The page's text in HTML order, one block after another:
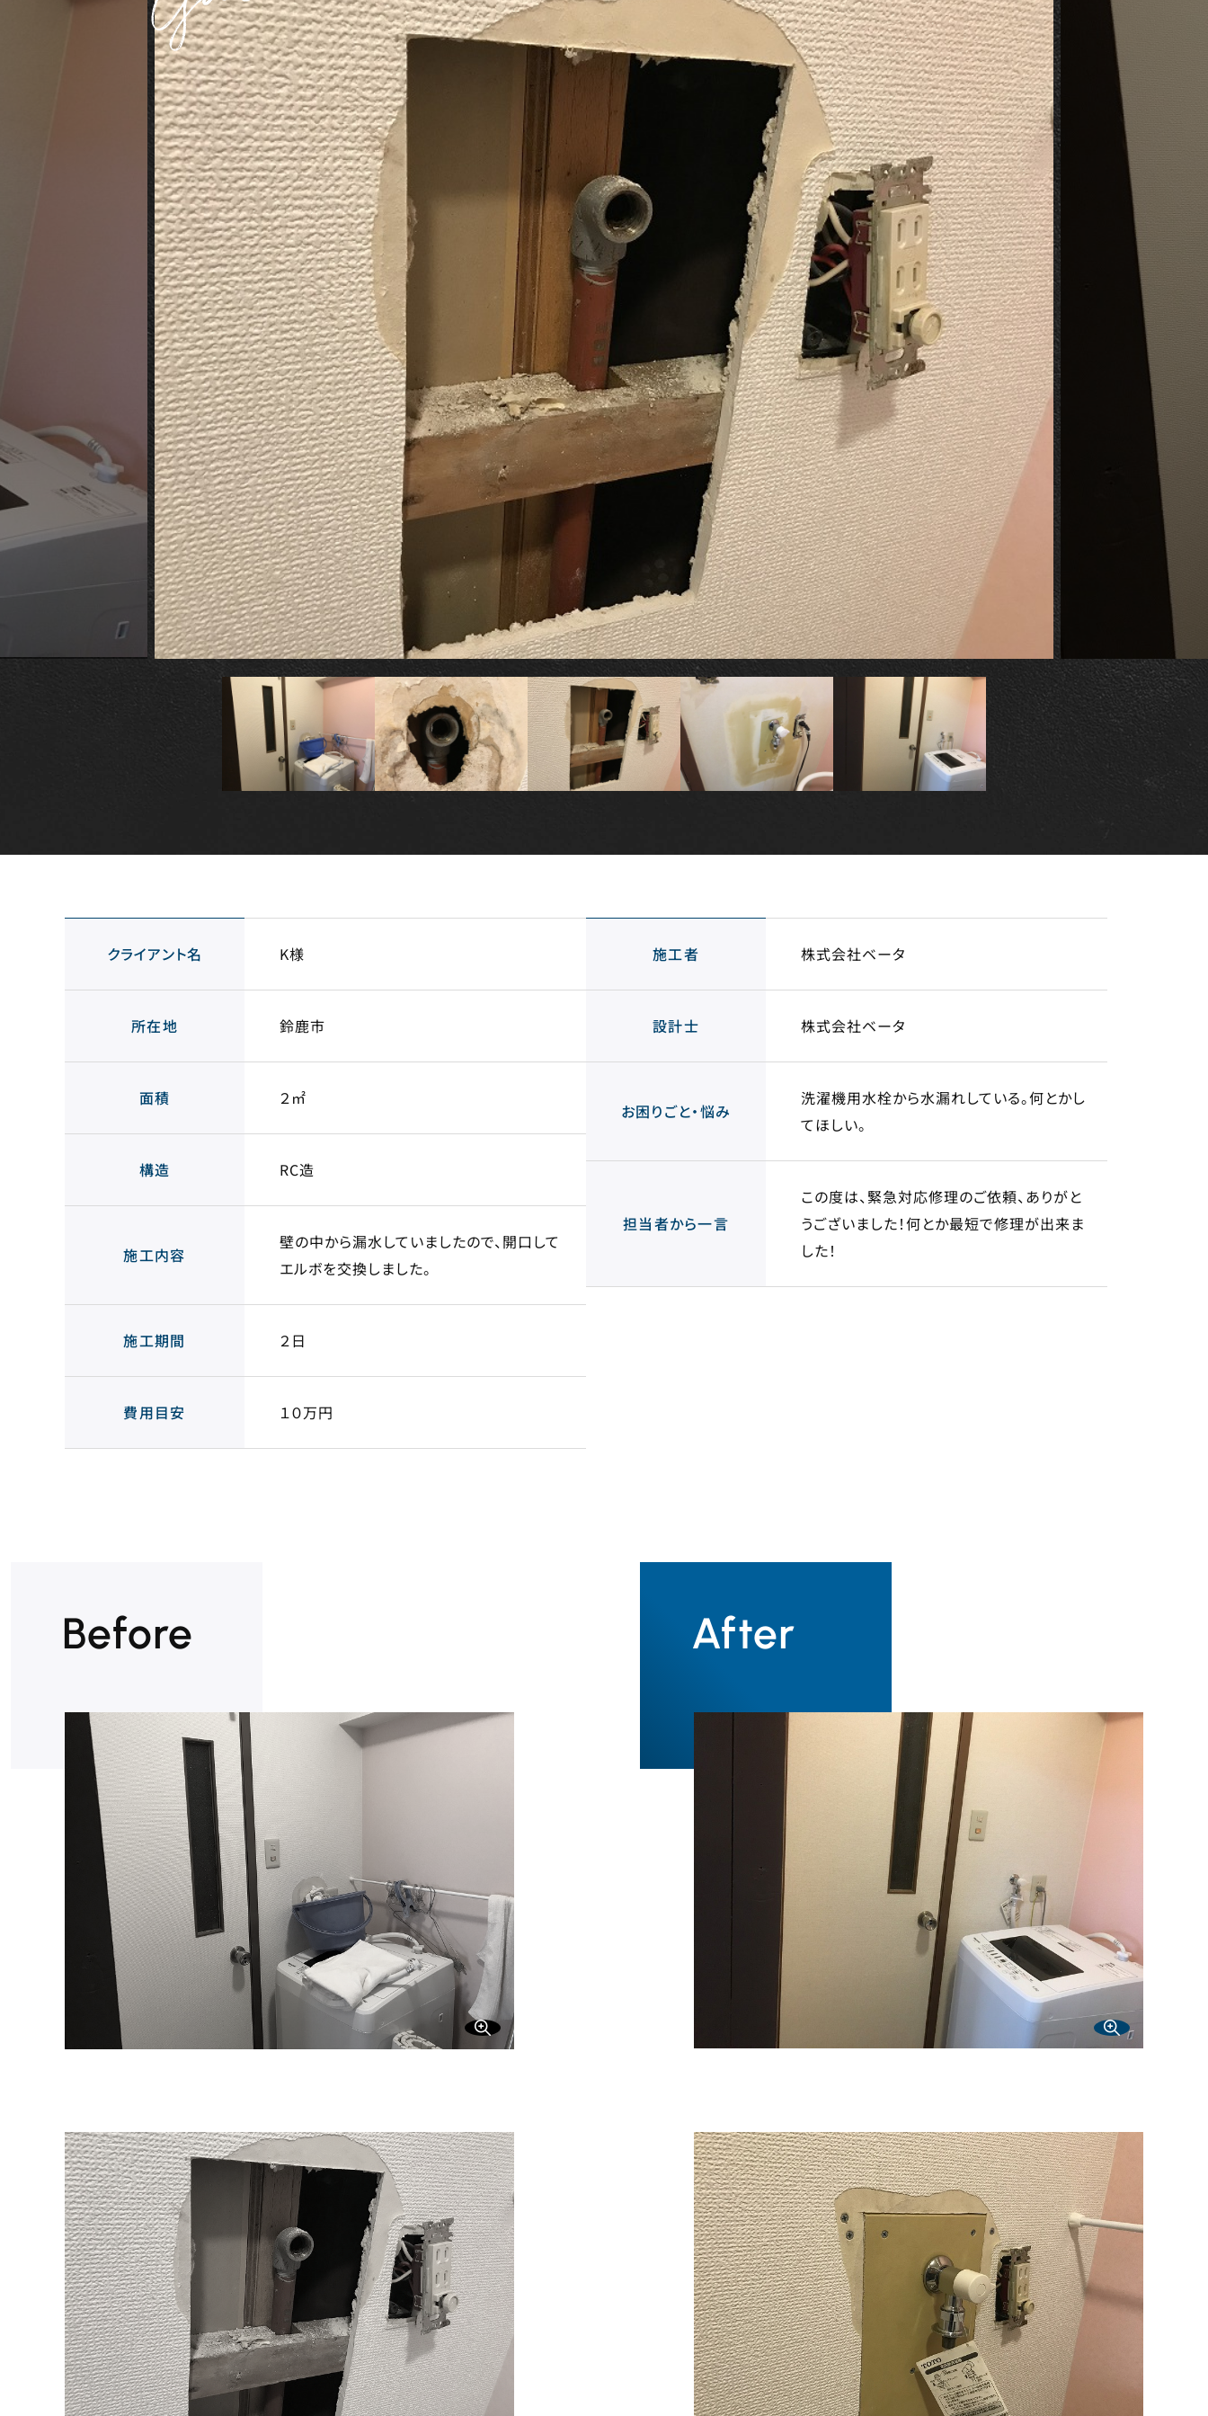
クライアント名 K様
所在地 鈴鹿市
面積 ２㎡
構造 RC造
施工内容
壁の中から漏水していましたので、開口して
エルボを交換しました。
施工期間 ２日
費用目安 １０万円
施工者 株式会社ベータ
設計士 株式会社ベータ
お困りごと・悩み
洗濯機用水栓から水漏れしている。何とかし
てほしい。
担当者から一言
この度は、緊急対応修理のご依頼、ありがと
うございました！何とか最短で修理が出来ま
した！